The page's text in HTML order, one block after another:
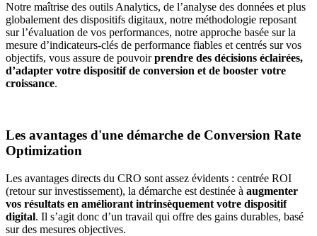
Notre maîtrise des outils Analytics, de l’analyse des données et plus
globalement des dispositifs digitaux, notre méthodologie reposant
sur l’évaluation de vos performances, notre approche basée sur la
mesure d’indicateurs-clés de performance fiables et centrés sur vos
objectifs, vous assure de pouvoirprendre des décisions éclairées,
d’adapter votre dispositif de conversion et de booster votre
croissance.
Les avantages d'une démarche de Conversion Rate
Optimization
Les avantages directs du CRO sont assez évidents : centrée ROI
(retour sur investissement), la démarche est destinée à augmenter
vos résultats en améliorant intrinsèquement votre dispositif
digital. Il s’agit donc d’un travail qui offre des gains durables, basé
sur des mesures objectives.